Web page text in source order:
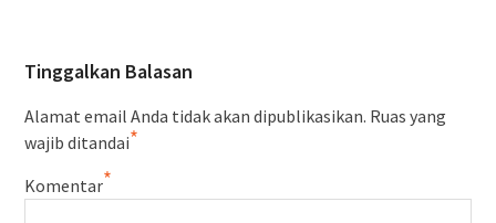
Tinggalkan Balasan
Alamat email Anda tidak akan dipublikasikan. Ruas yang
wajib ditandai*
Komentar*